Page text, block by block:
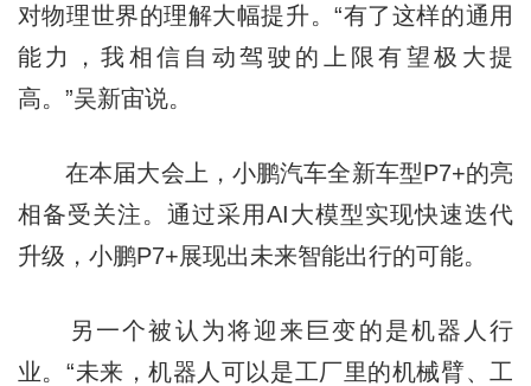
对物理世界的理解大幅提升。“有了这样的通用
能力，我相信自动驾驶的上限有望极大提
高。”吴新宙说。
在本届大会上，小鹏汽车全新车型P7+的亮
相备受关注。通过采用AI大模型实现快速迭代
升级，小鹏P7+展现出未来智能出行的可能。
另一个被认为将迎来巨变的是机器人行
业。“未来，机器人可以是工厂里的机械臂、工